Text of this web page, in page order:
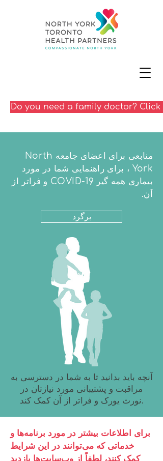
Do you need a family doctor? Click
منابعی برای اعضای جامعه North
York ، برای راهنمایی شما در مورد
بیماری همه گیر COVID-19 و فراتر از
آن.
برگرد
آنچه باید بدانید تا به شما در دسترسی به
مراقبت و پشتیبانی مورد نیازتان در
نورث یورک و فراتر از آن کمک کند.
برای اطلاعات بیشتر در مورد برنامه‌ها و
خدماتی که می‌توانند در این شرایط
کمک کنند، لطفاً از وب‌سایت‌ها بازدید